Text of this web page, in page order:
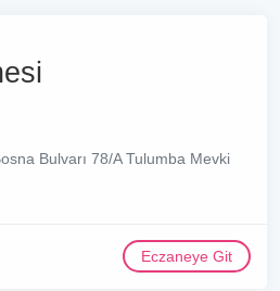
Bulvarı 78/A Tulumba Mevki
Eczaneye Git